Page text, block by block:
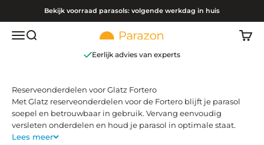
Bekijk voorraad parasols: volgende werkdag in huis
Navigatiemenu openen
Zoeken openen Parazon
Bezoek onze showroom
Met Glatz reserveonderdelen voor de Fortero blijft je parasol
soepel en betrouwbaar in gebruik. Vervang eenvoudig
versleten onderdelen en houd je parasol in optimale staat.
Lees meer